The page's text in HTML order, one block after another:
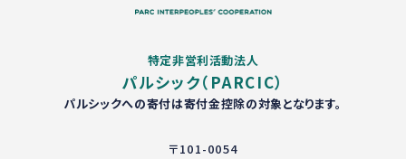
特定非営利活動法人
パルシック（PARCIC）
パルシックへの寄付は寄付金控除の対象となります。
〒101-0054